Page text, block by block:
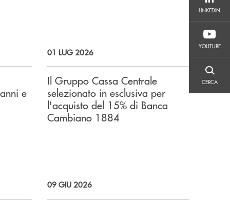
LINKEDIN
YOUTUBE
CERCA
CERCA
e
01 LUG 2026
Il Gruppo Cassa Centrale
selezionato in esclusiva per
l'acquisto del 15% di Banca
Cambiano 1884
09 GIU 2026